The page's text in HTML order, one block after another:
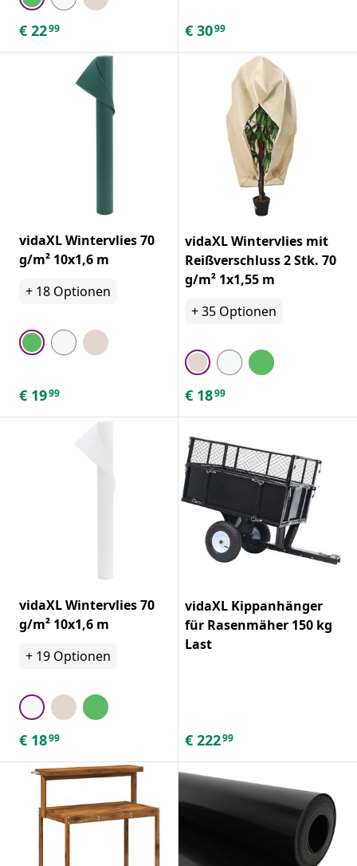
€ 2299 € 3099
vidaXL Wintervlies 70
g/m² 10x1,6 m
+ 18 Optionen
€ 1999
vidaXL Wintervlies mit
Reißverschluss 2 Stk. 70
g/m² 1x1,55 m
+35 Optionen
€ 1899
vidaXL Wintervlies 70
g/m² 10x1,6 m
+ 19 Optionen
€ 1899
vidaXL Kippanhänger
für Rasenmäher 150 kg
Last
€ 22299